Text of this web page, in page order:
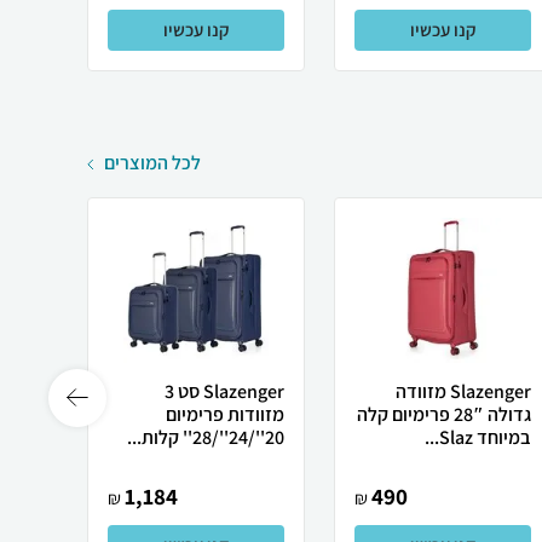
קנו עכשיו קנו עכשיו
לכל המוצרים
Slazenger מזוודה
גדולה 28″ פרימיום קלה
במיוחד Slaz...
490
₪
Slazenger סט 3
מזוודות פרימיום
20''/24''/28'' קלות...
1,184
₪